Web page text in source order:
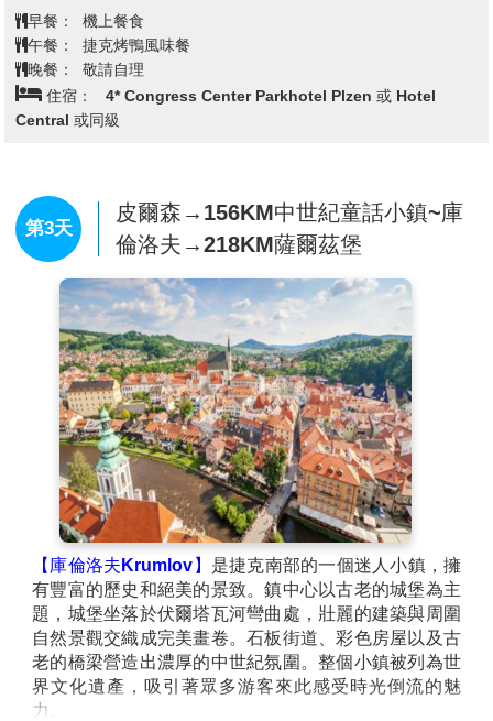
【德夫札克公園】
公園就位於舊市區的入口，這裡的公園幾乎以捷克名人
命名，這座也不例外，以十九世紀的捷克名作曲家安東
寧命名，他曾造訪此地而獲得許多創作上的靈感，因此
在卡羅維瓦利，不僅有以他之名命名的公園，公園中央
觀，是卡羅維瓦利最具代表性的宗教建築之一。這座教
堂不僅是宗教朝聖的場所，也是當地歷史的重要見證。
【溫泉長廊】這裡有長長的拱形走廊，兩側擁有多個溫
泉池，提供遊客一個悠閒的療養體驗。自18世紀以來，
這裡就是來自世界各地的遊客和療養者的理想場所，長
廊內的溫泉水含有豐富的礦物質，據說有益於身體健
康。
【瑪莉安斯凱Marianske Lazne】是捷克的一個著名溫
泉小鎮，擁有美麗的自然景觀和歷史悠久的溫泉療養設
施。這裡的溫泉水質清澈，對健康有益，是許多人來此
放鬆身心的理想之地。鎮中的公園、花園與精緻的古典
建築相得益彰，彷彿走入一個靜謐的世外桃源。
【皮爾森Pilesn】西波希米亞的中心都市，此城鎮以皮
耳森啤酒發源地而聞名，是全世界最早釀造黃金啤酒的
地方。
早餐：
機上餐食
午餐：
捷克烤鴨風味餐
晚餐：
敬請自理
住宿：
4* Congress Center Parkhotel Plzen 或 Hotel
Central 或同級
第3天
皮爾森→156KM中世紀童話小鎮~庫
倫洛夫→218KM薩爾茲堡
【庫倫洛夫Krumlov】 是捷克南部的一個迷人小鎮，擁
有豐富的歷史和絕美的景致。鎮中心以古老的城堡為主
題，城堡坐落於伏爾塔瓦河彎曲處，壯麗的建築與周圍
自然景觀交織成完美畫卷。石板街道、彩色房屋以及古
老的橋梁營造出濃厚的中世紀氛圍。整個小鎮被列為世
界文化遺產，吸引著眾多游客來此感受時光倒流的魅
力。